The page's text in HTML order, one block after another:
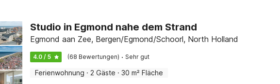
Studio in Egmond nahe dem Strand
Egmond aan Zee, Bergen/Egmond/Schoorl, North Holland
4.0 / 5 (68 Bewertungen) · Sehr gut
Ferienwohnung · 2 Gäste · 30 m² Fläche